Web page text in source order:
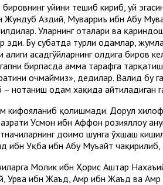
бировнинг уйини тешиб кириб, уй
Жундуб Аздий, Муварриъ ибн Абу
Уларнинг оталари ва
эди. Бу суҳбатда турли одамлар,
ҳасадгўйларнинг олдига
бирпасда ҳамма тарафга
очмаймиз», дедилар. Валид
– нотаниш одам хақида айтиладиган
кифояланиб қолишмади. Дорул
Усмон ибн Аффон розияллоҳу
доимо шунга ўхшаш
ибн Уқба ибн Абу Муъайт
Молик ибн Ҳорис Аштар
Урва ибн Жаъд, Амр ибн Жаъд ва Амр